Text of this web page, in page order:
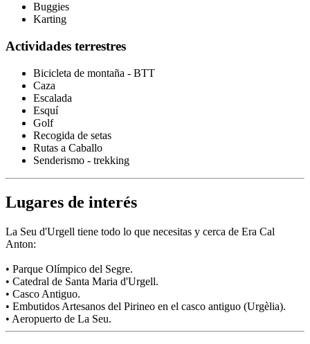
Buggies
Karting
Actividades terrestres
Bicicleta de montaña - BTT
Caza
Escalada
Esquí
Golf
Recogida de setas
Rutas a Caballo
Senderismo - trekking
Lugares de interés
La Seu d'Urgell tiene todo lo que necesitas y cerca de Era Cal
Anton:
• Parque Olímpico del Segre.
• Catedral de Santa Maria d'Urgell.
• Casco Antiguo.
• Embutidos Artesanos del Pirineo en el casco antiguo (Urgèlia).
• Aeropuerto de La Seu.